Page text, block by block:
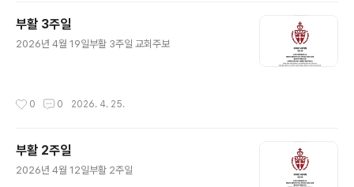
부활 3주일
2026년 4월 19일부활 3주일 교회주보
0 0 2026. 4. 25.
부활 2주일
2026년 4월 12일부활 2주일